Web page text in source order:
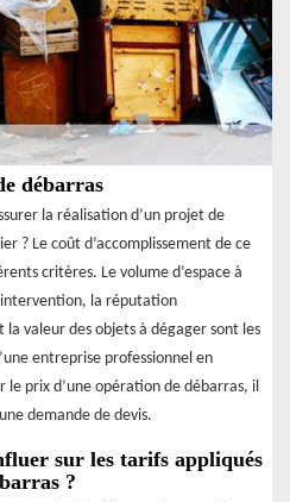
débarras
la réalisation d’un projet de
? Le coût d’accomplissement de ce
critères. Le volume d’espace à
la réputation
valeur des objets à dégager sont les
entreprise professionnel en
prix d’une opération de débarras, il
demande de devis.
sur les tarifs appliqués
?